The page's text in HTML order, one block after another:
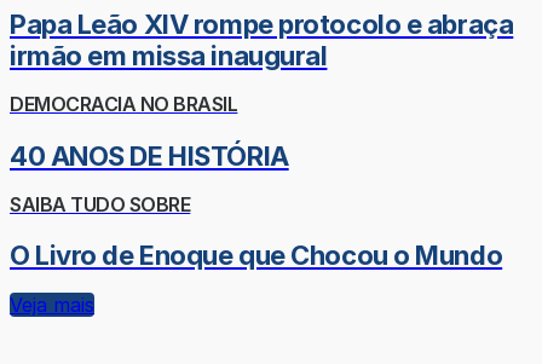
Papa Leão XIV rompe protocolo e abraça
irmão em missa inaugural
DEMOCRACIA NO BRASIL
40 ANOS DE HISTÓRIA
SAIBA TUDO SOBRE
O Livro de Enoque que Chocou o Mundo
Veja mais